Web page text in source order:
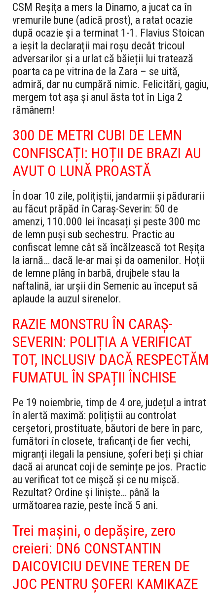
CSM Reșița a mers la Dinamo, a jucat ca în
vremurile bune (adică prost), a ratat ocazie
după ocazie și a terminat 1-1. Flavius Stoican
a ieșit la declarații mai roșu decât tricoul
adversarilor și a urlat că băieții lui tratează
poarta ca pe vitrina de la Zara – se uită,
admiră, dar nu cumpără nimic. Felicitări, gagiu,
mergem tot așa și anul ăsta tot în Liga 2
rămânem!
300 DE METRI CUBI DE LEMN
CONFISCAȚI: HOȚII DE BRAZI AU
AVUT O LUNĂ PROASTĂ
În doar 10 zile, polițiștii, jandarmii și pădurarii
au făcut prăpăd în Caraș-Severin: 50 de
amenzi, 110.000 lei încasați și peste 300 mc
de lemn puși sub sechestru. Practic au
confiscat lemne cât să încălzească tot Reșița
la iarnă… dacă le-ar mai și da oamenilor. Hoții
de lemne plâng în barbă, drujbele stau la
naftalină, iar urșii din Semenic au început să
aplaude la auzul sirenelor.
RAZIE MONSTRU ÎN CARAȘ-
SEVERIN: POLIȚIA A VERIFICAT
TOT, INCLUSIV DACĂ RESPECTĂM
FUMATUL ÎN SPAȚII ÎNCHISE
Pe 19 noiembrie, timp de 4 ore, județul a intrat
în alertă maximă: polițiștii au controlat
cerșetori, prostituate, băutori de bere în parc,
fumători în closete, traficanți de fier vechi,
migranți ilegali la pensiune, șoferi beți și chiar
dacă ai aruncat coji de semințe pe jos. Practic
au verificat tot ce mișcă și ce nu mișcă.
Rezultat? Ordine și liniște… până la
următoarea razie, peste încă 5 ani.
Trei mașini, o depășire, zero
creieri: DN6 CONSTANTIN
DAICOVICIU DEVINE TEREN DE
JOC PENTRU ȘOFERI KAMIKAZE